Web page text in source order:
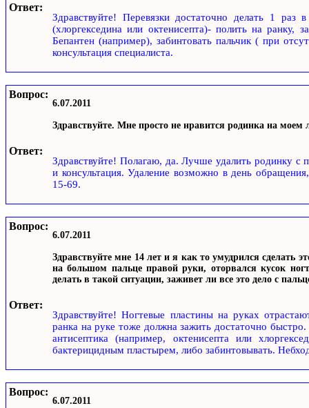
Ответ:
Здравствуйте! Перевязки достаточно делать 1 раз
(хлоргекседина или октенисепта)- полить на ранку,
Бепантен (например), забинтовать пальчик ( при
консультация специалиста.
Вопрос:
6.07.2011
Здравствуйте. Мне просто не нравится родинка на моем
Ответ:
Здравствуйте! Полагаю, да. Лучше удалить родинку
и консультация. Удаление возможно в день
15-69.
Вопрос:
6.07.2011
Здравствуйте мне 14 лет и я как то умудрился сделать
на большом пальце правой руки, оторвался кусок
делать в такой ситуации, заживет ли все это дело с
Ответ:
Здравствуйте! Ногтевые пластины на руках
ранка на руке тоже должна зажить достаточно
антисептика (например, октенисепта или
бактерицидным пластырем, либо забинтовывать.
Вопрос:
6.07.2011